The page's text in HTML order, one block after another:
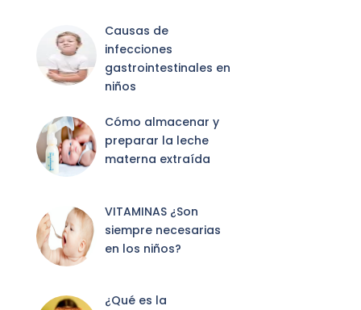
Causas de
infecciones
gastrointestinales en
niños
Cómo almacenar y
preparar la leche
materna extraída
VITAMINAS ¿Son
siempre necesarias
en los niños?
¿Qué es la